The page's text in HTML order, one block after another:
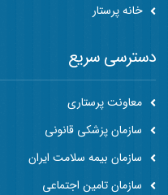
خانه پرستار
دسترسی سریع
معاونت پرستاری
سازمان پزشکی قانونی
سازمان بیمه سلامت ایران
سازمان تامین اجتماعی